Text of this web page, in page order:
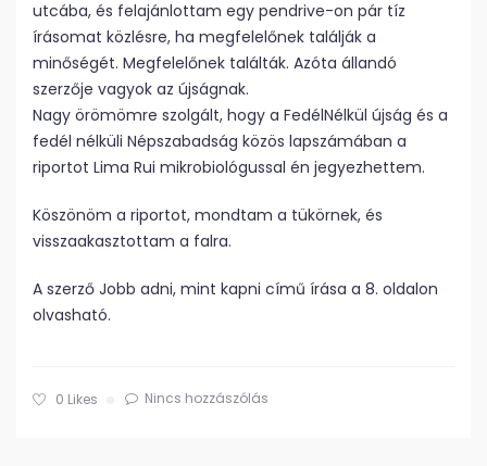
utcába, és felajánlottam egy pendrive-on pár tíz
írásomat közlésre, ha megfelelőnek találják a
minőségét. Megfelelőnek találták. Azóta állandó
szerzője vagyok az újságnak.
Nagy örömömre szolgált, hogy a FedélNélkül újság és a
fedél nélküli Népszabadság közös lapszámában a
riportot Lima Rui mikrobiológussal én jegyezhettem.
Köszönöm a riportot, mondtam a tükörnek, és
visszaakasztottam a falra.
A szerző Jobb adni, mint kapni című írása a 8. oldalon
olvasható.
0 Likes Nincs hozzászólás